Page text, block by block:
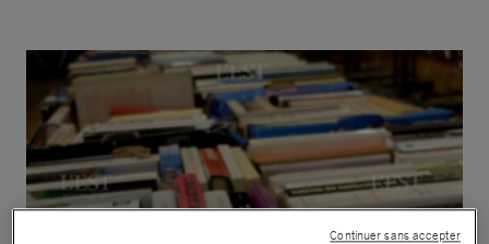
Continuer sans accepter